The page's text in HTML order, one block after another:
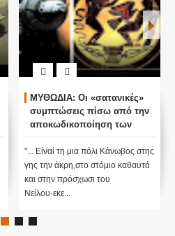
ΜΥΘΩΔΙΑ: Οι «σατανικές»
συμπτώσεις πίσω από την
αποκωδικοποίηση των
στίχων της
"... Είναί τη μια πόλι Κάνωβος στης
γης την άκρη,στο στόμιο καθαυτό
και στην πρόσχωσι του
Νείλου·εκε...